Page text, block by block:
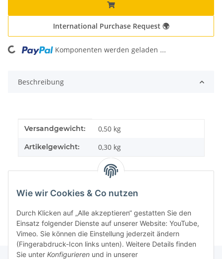
Wie wir Cookies & Co nutzen
Durch Klicken auf „Alle akzeptieren“ gestatten Sie den
Einsatz folgender Dienste auf unserer Website: YouTube,
Vimeo. Sie können die Einstellung jederzeit ändern
(Fingerabdruck-Icon links unten). Weitere Details finden
Sie unter Konfigurieren und in unserer
International Purchase Request 🌍
Loading... Komponenten werden geladen ...
Beschreibung
Produkteigenschaft
Wert
Versandgewicht: 0,50 kg
Artikelgewicht: 0,30 kg